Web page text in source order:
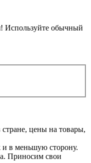
Используйте обычный
цены на товары,
и в меньшую сторону.
Приносим свои